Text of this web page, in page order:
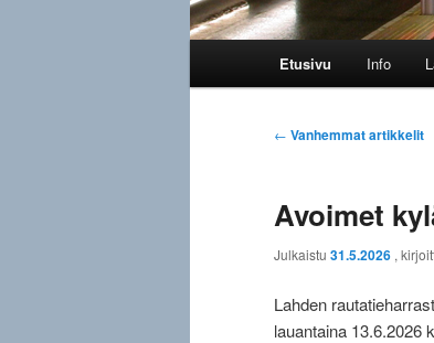
Etusivu Info
Artikkelien
← Vanhemmat artikkelit
Avoimet
Julkaistu 31.5.2026 ,
Lahden
lauantaina 13.6.2026